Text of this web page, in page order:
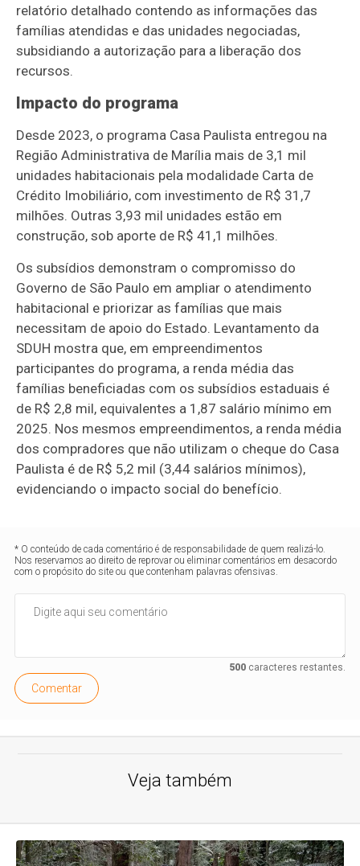
relatório detalhado contendo as informações das
famílias atendidas e das unidades negociadas,
subsidiando a autorização para a liberação dos
recursos.
Impacto do programa
Desde 2023, o programa Casa Paulista entregou na
Região Administrativa de Marília mais de 3,1 mil
unidades habitacionais pela modalidade Carta de
Crédito Imobiliário, com investimento de R$ 31,7
milhões. Outras 3,93 mil unidades estão em
construção, sob aporte de R$ 41,1 milhões.
Os subsídios demonstram o compromisso do
Governo de São Paulo em ampliar o atendimento
habitacional e priorizar as famílias que mais
necessitam de apoio do Estado. Levantamento da
SDUH mostra que, em empreendimentos
participantes do programa, a renda média das
famílias beneficiadas com os subsídios estaduais é
de R$ 2,8 mil, equivalentes a 1,87 salário mínimo em
2025. Nos mesmos empreendimentos, a renda média
dos compradores que não utilizam o cheque do Casa
Paulista é de R$ 5,2 mil (3,44 salários mínimos),
evidenciando o impacto social do benefício.
* O conteúdo de cada comentário é de responsabilidade de quem realizá-lo.
Nos reservamos ao direito de reprovar ou eliminar comentários em desacordo
com o propósito do site ou que contenham palavras ofensivas.
500caracteres restantes.
Comentar
Veja também